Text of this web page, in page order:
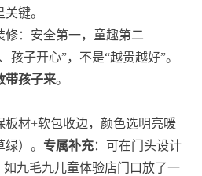
键。
修：安全第一，童趣第二
孩子开心”，不是“越贵越好”。
带孩子来。
板材+软包收边，颜色选明亮暖
）。 专属补充：可在门头设计
九毛九儿童体验店门口放了一